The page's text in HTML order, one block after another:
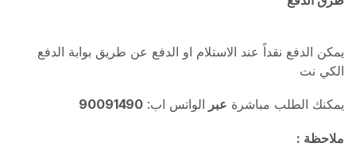
يمكن الدفع نقداً عند الاستلام او الدفع عن طريق بوابة الدفع
الكي نت
يمكنك الطلب مباشرة عبر الواتس اب: 90091490
ملاحظة :